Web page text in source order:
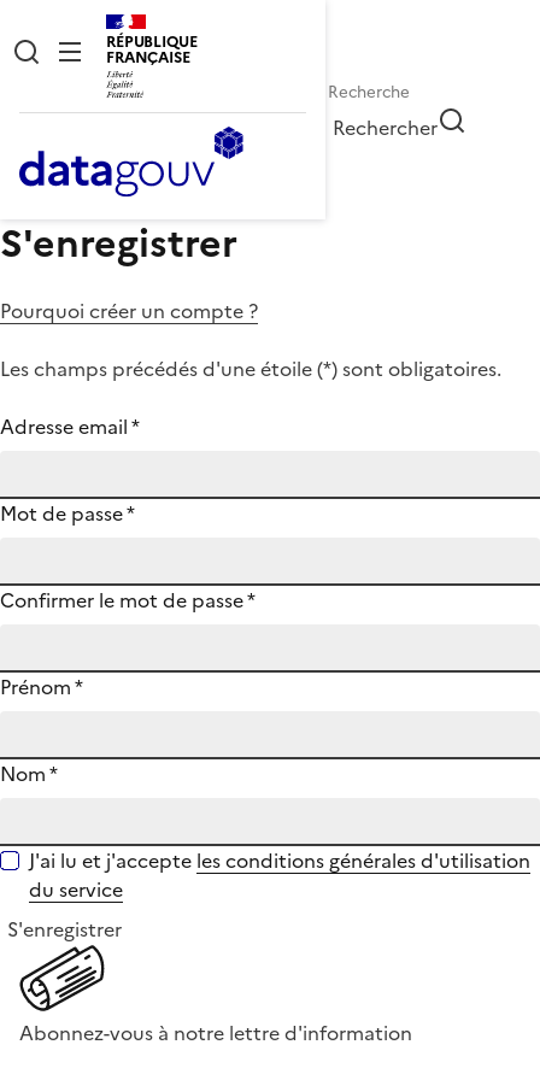
RÉPUBLIQUE
FRANÇAISE
Rechercher
S'enregistrer
Pourquoi créer un compte ?
Les champs précédés d'une étoile (*) sont obligatoires.
Adresse email*
Mot de passe*
Confirmer le mot de passe*
Prénom*
Nom*
J'ai lu et j'accepte les conditions générales d'utilisation
du service
S'enregistrer
Abonnez-vous à notre lettre d'information